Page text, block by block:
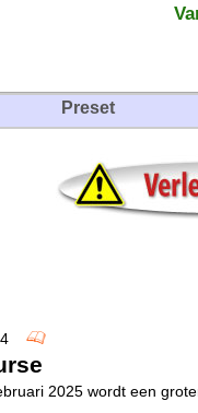
Preset
2025 wordt een